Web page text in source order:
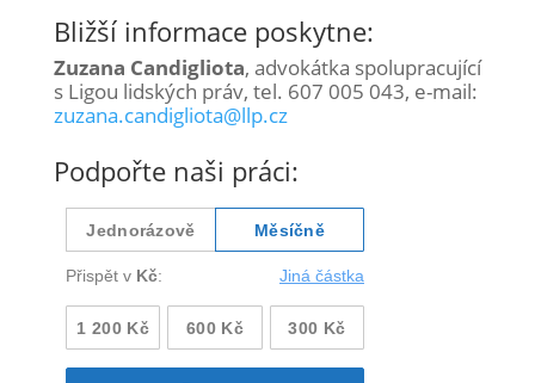
Bližší informace poskytne:
Zuzana Candigliota, advokátka spolupracující
s Ligou lidských práv, tel. 607 005 043, e-mail:
zuzana.candigliota@llp.cz
Podpořte naši práci: